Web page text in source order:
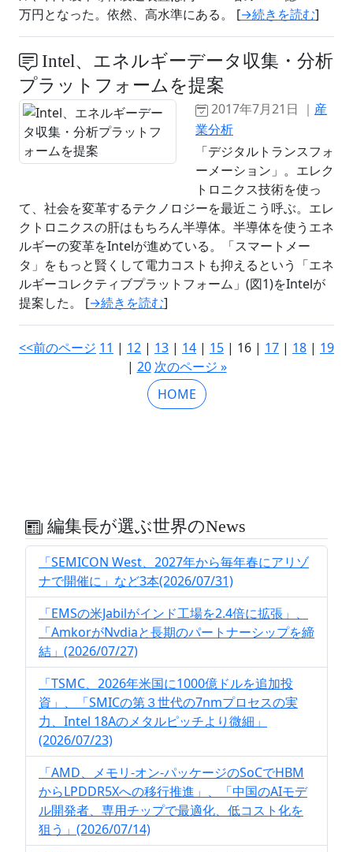
万円となった。依然、高水準にある。 [→続きを読む]
Intel、エネルギーデータ収集・分析
プラットフォームを提案
2017年7月21日 ｜ 産
業分析
「デジタルトランスフォ
ーメーション」。エレク
トロニクス技術を使っ
て、社会を変革するテクノロジーを最近こう呼ぶ。エレ
クトロニクスの肝はもちろん半導体。半導体を使うエネ
ルギーの変革をIntelが進めている。「スマートメー
タ」をもっと賢くして電力コストも抑えるという「エネ
ルギーコレクティブプラットフォーム」(図1)をIntelが
提案した。 [→続きを読む]
<<前のページ 11 | 12 | 13 | 14 | 15 | 16 | 17 | 18 | 19
| 20 次のページ »
HOME
編集長が選ぶ世界のNews
「SEMICON West、2027年から毎年春にアリゾ
ナで開催に」など3本(2026/07/31)
「EMSの米Jabilがインド工場を2.4倍に拡張」、
「AmkorがNvdiaと長期のパートナーシップを締
結」(2026/07/27)
「TSMC、2026年米国に1000億ドルを追加投
資」、「SMICの第３世代の7nmプロセスの実
力、Intel 18Aのメタルピッチより微細」
(2026/07/23)
「AMD、メモリ-オン-パッケージのSoCでHBM
からLPDDR5Xへの移行推進」、「中国のAIモデ
ル開発者、専用チップで最適化、低コスト化を
狙う」(2026/07/14)